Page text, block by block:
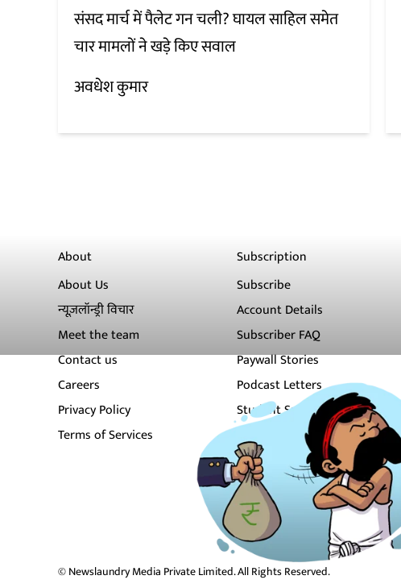
संसद मार्च में पैलेट गन चली? घायल साहिल समेत
चार मामलों ने खड़े किए सवाल
अवधेश कुमार
About
About Us
न्यूज़लॉन्ड्री विचार
Meet the team
Contact us
Careers
Privacy Policy
Terms of Services
Subscription
Subscribe
Account Details
Subscriber FAQ
Paywall Stories
Podcast Letters
Student Subscription
Newsletters
© Newslaundry Media Private Limited. All Rights Reserved.